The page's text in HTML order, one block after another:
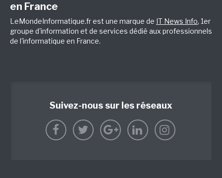
en France
LeMondeInformatique.fr est une marque de IT News Info, 1er
groupe d'information et de services dédié aux professionnels
de l'informatique en France.
Suivez-nous sur les réseaux